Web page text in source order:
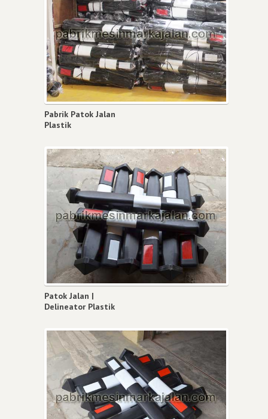
Pabrik Patok Jalan
Plastik
Patok Jalan |
Delineator Plastik